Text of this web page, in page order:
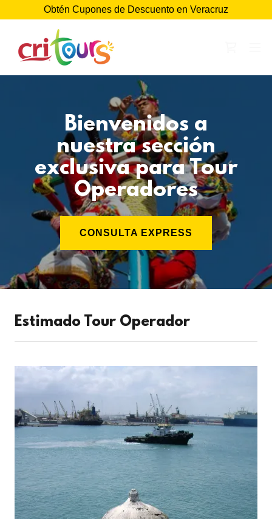
Obtén Cupones de Descuento en Veracruz
Bienvenidos a
nuestra sección
exclusiva para Tour
Operadores
CONSULTA EXPRESS
Estimado Tour Operador